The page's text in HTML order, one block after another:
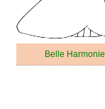
Belle Harmonie